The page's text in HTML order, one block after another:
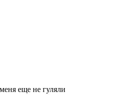
еще не гуляли